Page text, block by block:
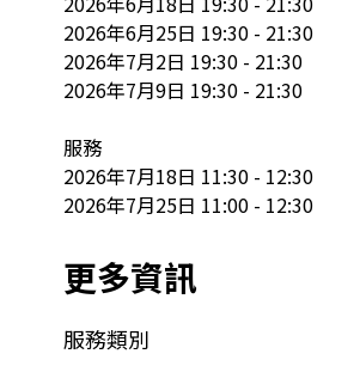
2026年6月25日 19:30 - 21:30
2026年7月2日 19:30 - 21:30
2026年7月9日 19:30 - 21:30
服務
2026年7月18日 11:30 - 12:30
2026年7月25日 11:00 - 12:30
更多資訊
服務類別